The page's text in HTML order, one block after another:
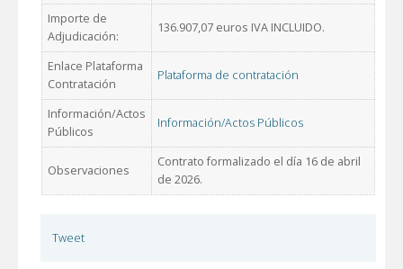
Importe de
Adjudicación:
136.907,07 euros IVA INCLUIDO.
Enlace Plataforma
Contratación
Plataforma de contratación
Información/Actos
Públicos
Información/Actos Públicos
Observaciones
Contrato formalizado el día 16 de abril
de 2026.
Tweet